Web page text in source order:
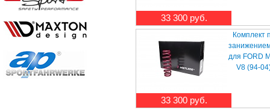
33 300 руб.
33 300 руб.
Комплект
для FORD
V8 (94-